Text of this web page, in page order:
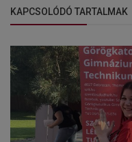
KAPCSOLÓDÓ TARTALMAK